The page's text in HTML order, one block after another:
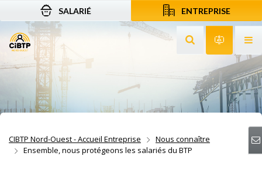
Aller au contenu
Aller à la recherche
Aller à la navigation
SALARIÉ ENTREPRISE
Rechercher sur
CIBTP Nord-Ouest - Accueil Entreprise
Nous connaître
Ensemble, nous protégeons les salariés du BTP